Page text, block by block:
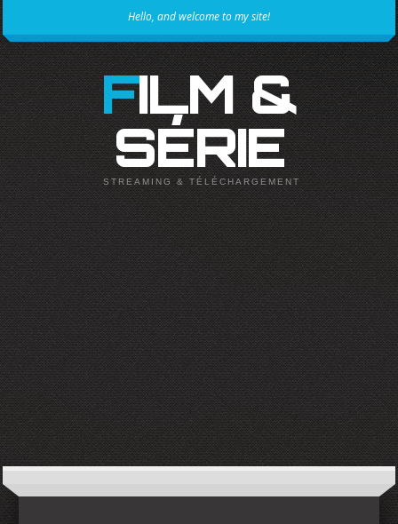
Hello, and welcome to my site!
FILM &
SÉRIE
STREAMING & TÉLÉCHARGEMENT